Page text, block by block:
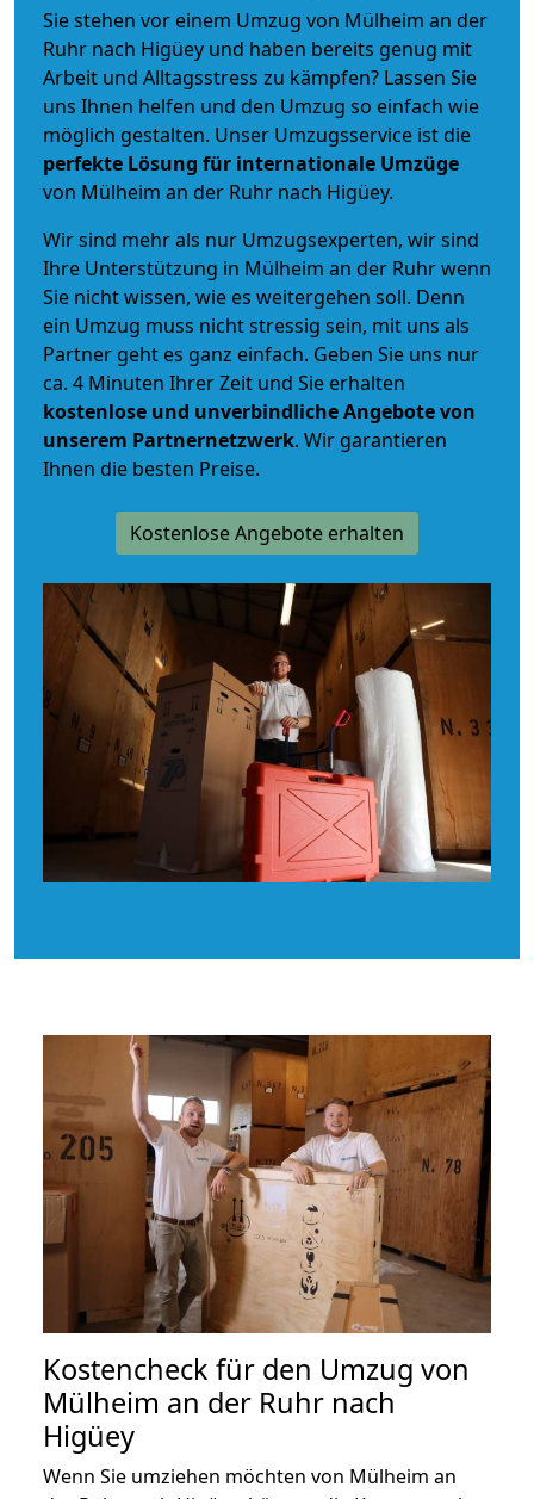
Sie stehen vor einem Umzug von Mülheim an der
Ruhr nach Higüey und haben bereits genug mit
Arbeit und Alltagsstress zu kämpfen? Lassen Sie
uns Ihnen helfen und den Umzug so einfach wie
möglich gestalten. Unser Umzugsservice ist die
perfekte Lösung für internationale Umzüge
von Mülheim an der Ruhr nach Higüey.
Wir sind mehr als nur Umzugsexperten, wir sind
Ihre Unterstützung in Mülheim an der Ruhr wenn
Sie nicht wissen, wie es weitergehen soll. Denn
ein Umzug muss nicht stressig sein, mit uns als
Partner geht es ganz einfach. Geben Sie uns nur
ca. 4 Minuten Ihrer Zeit und Sie erhalten
kostenlose und unverbindlicheAngebote von
unserem Partnernetzwerk. Wir garantieren
Ihnen die besten Preise.
Kostenlose Angebote erhalten
Kostencheck für den Umzug von
Mülheim an der Ruhr nach
Higüey
Wenn Sie umziehen möchten von Mülheim an